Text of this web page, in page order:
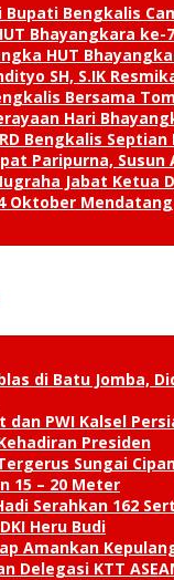
Bupati Bengkalis
Bhayangkara ke-
HUT
SH, S.IK
Bersama
Hari
Bengkalis
Paripurna, Susun
Jabat Ketua
Oktober Mendatang
di Batu Jomba,
dan PWI Kalsel
Presiden
Sungai
15 – 20 Meter
Serahkan 162
Heru Budi
Amankan
Delegasi KTT